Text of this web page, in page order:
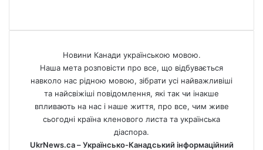
Новини Канади українською мовою.
Наша мета розповісти про все, що відбувається
навколо нас рідною мовою, зібрати усі найважливіші
та найсвіжіші повідомлення, які так чи інакше
впливають на нас і наше життя, про все, чим живе
сьогодні країна кленового листа та українська
діаспора.
UkrNews.ca – Українсько-Канадський інформаційний